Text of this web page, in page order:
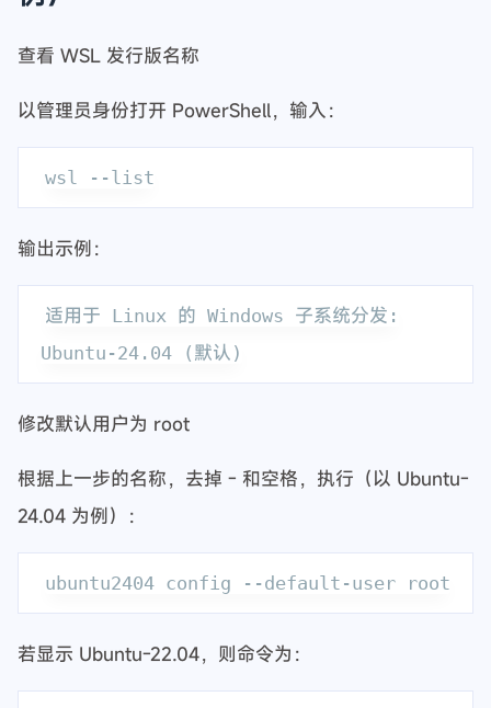
查看 WSL 发行版名称
以管理员身份打开 PowerShell，输入：
输出示例：
适用于 Linux 的 Windows 子系统分发:
修改默认用户为 root
根据上一步的名称，去掉 - 和空格，执行（以 Ubuntu-
24.04 为例）：
若显示 Ubuntu-22.04，则命令为：